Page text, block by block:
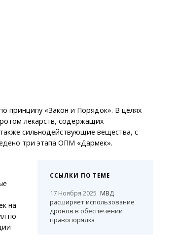
принципу «Закон и Порядок». В целях
лекарств, содержащих
сильнодействующие вещества, с
три этапа ОПМ «Дармек».
ССЫЛКИ ПО ТЕМЕ
17 Ноября 2025 МВД
расширяет использование
дронов в обеспечении
правопорядка
на
по